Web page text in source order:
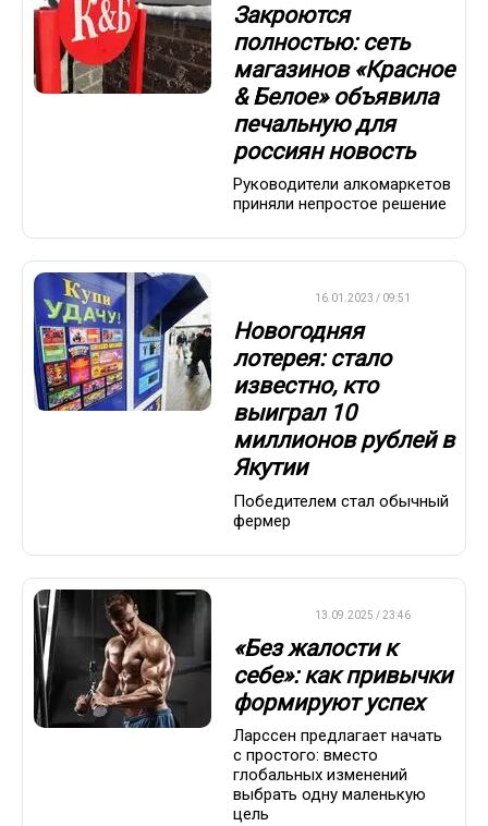
Закроются
полностью: сеть
магазинов «Красное
& Белое» объявила
печальную для
россиян новость
Руководители алкомаркетов
приняли непростое решение
16.01.2023 / 09:51
Новогодняя
лотерея: стало
известно, кто
выиграл 10
миллионов рублей в
Якутии
Победителем стал обычный
фермер
13.09.2025 / 23:46
«Без жалости к
себе»: как привычки
формируют успех
Ларссен предлагает начать
с простого: вместо
глобальных изменений
выбрать одну маленькую
цель